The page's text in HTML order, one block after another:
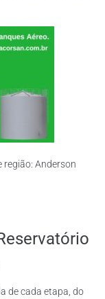
região: Anderson
de cada etapa, do